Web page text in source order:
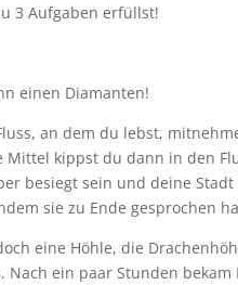
3 Aufgaben erfüllst!
einen Diamanten!
an dem du lebst,
kippst du dann in den
besiegt sein und deine
sie zu Ende gesprochen
eine Höhle, die
ein paar Stunden